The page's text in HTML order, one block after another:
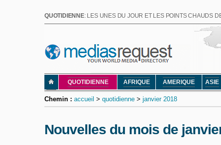
QUOTIDIENNE: LES UNES DU JOUR ET LES POINTS CHAUDS
QUOTIDIENNE AFRIQUE AMERIQUE ASIE
Chemin : accueil > quotidienne > janvier 2018
Nouvelles du mois de